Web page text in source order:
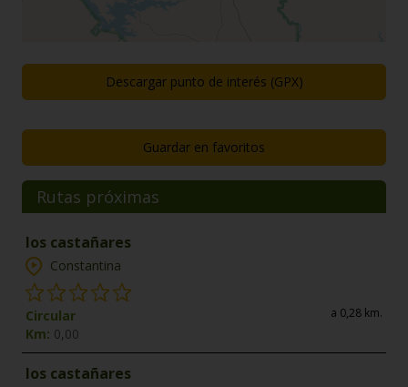
Descargar punto de interés (GPX)
Guardar en favoritos
Rutas próximas
los castañares
Constantina
Circular
Km: 0,00
a 0,28 km.
los castañares